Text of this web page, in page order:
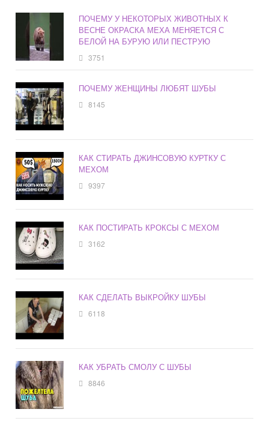
ПОЧЕМУ У НЕКОТОРЫХ ЖИВОТНЫХ К
ВЕСНЕ ОКРАСКА МЕХА МЕНЯЕТСЯ С
БЕЛОЙ НА БУРУЮ ИЛИ ПЕСТРУЮ
3751
ПОЧЕМУ ЖЕНЩИНЫ ЛЮБЯТ ШУБЫ
8145
КАК СТИРАТЬ ДЖИНСОВУЮ КУРТКУ С
МЕХОМ
9397
КАК ПОСТИРАТЬ КРОКСЫ С МЕХОМ
3162
КАК СДЕЛАТЬ ВЫКРОЙКУ ШУБЫ
6118
КАК УБРАТЬ СМОЛУ С ШУБЫ
8846